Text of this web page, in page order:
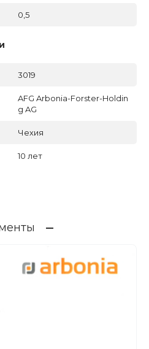
0,5
3019
AFG Arbonia-Forster-Holdin
g AG
Чехия
10 лет